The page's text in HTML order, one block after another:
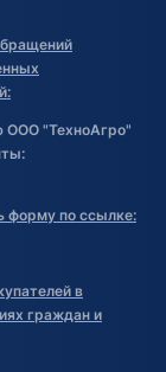
ООО "ТехноАгро"
форму по ссылке:
в
граждан и